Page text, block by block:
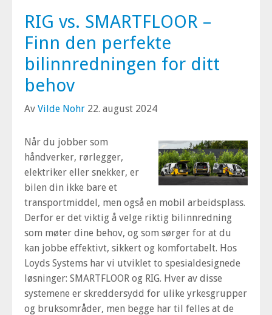
RIG vs. SMARTFLOOR –
Finn den perfekte
bilinnredningen for ditt
behov
Av Vilde Nohr 22. august 2024
Når du jobber som
håndverker, rørlegger,
elektriker eller snekker, er
bilen din ikke bare et
transportmiddel, men også en mobil arbeidsplass.
Derfor er det viktig å velge riktig bilinnredning
som møter dine behov, og som sørger for at du
kan jobbe effektivt, sikkert og komfortabelt. Hos
Loyds Systems har vi utviklet to spesialdesignede
løsninger: SMARTFLOOR og RIG. Hver av disse
systemene er skreddersydd for ulike yrkesgrupper
og bruksområder, men begge har til felles at de